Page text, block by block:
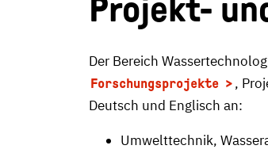
Projekt-
Der Bereich
Forschungsprojekte
,
Deutsch und Englisch an:
Umwelttechnik,